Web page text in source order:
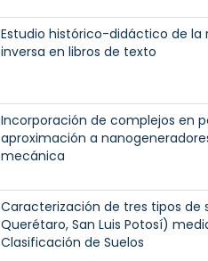
Estudio histórico-didáctico de
inversa en libros de texto
Incorporación de complejos en
aproximación a
mecánica
Caracterización de tres tipos de
Querétaro, San Luis Potosí)
Clasificación de Suelos